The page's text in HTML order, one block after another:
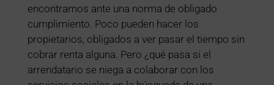
encontramos ante una norma de obligado
cumplimiento. Poco pueden hacer los
propietarios, obligados a ver pasar el tiempo sin
cobrar renta alguna. Pero ¿qué pasa si el
arrendatario se niega a colaborar con los